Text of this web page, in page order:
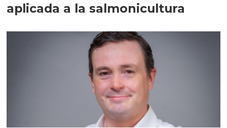
aplicada a la salmonicultura